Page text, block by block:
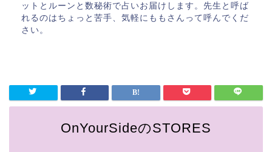
ットとルーンと数秘術で占いお届けします。先生と呼ば
れるのはちょっと苦手、気軽にももさんって呼んでくだ
さい。
OnYourSideのSTORES